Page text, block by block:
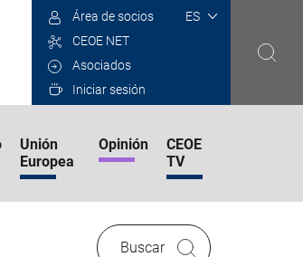
Select
Área de socios
CEOE NET
Asociados
Iniciar sesión
Unión
Europea
Opinión
CEOE
TV
Buscar